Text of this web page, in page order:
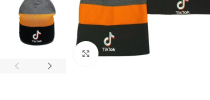
Нажмите, чтобы увеличить